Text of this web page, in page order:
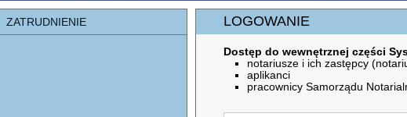
ZATRUDNIENIE LOGOWANIE
Dostęp do wewnętrznej części
notariusze i ich zastępcy
aplikanci
pracownicy Samorządu